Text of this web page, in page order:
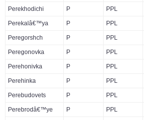
Perekhodichi P PPL
Perekalâ€™ya P PPL
Peregorshch P PPL
Peregonovka P PPL
Perehonivka P PPL
Perehinka P PPL
Perebudovets P PPL
Perebrodâ€™ye P PPL